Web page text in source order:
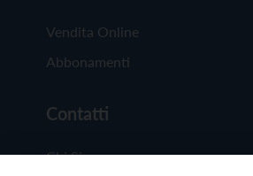
Vendita Online
Abbonamenti
Contatti
Chi Siamo